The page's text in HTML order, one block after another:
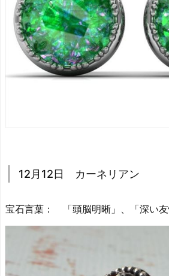
12月12日 カーネリアン
宝石言葉： 「頭脳明晰」、「深い友